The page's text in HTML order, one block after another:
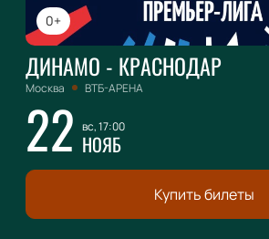
0+
ДИНАМО - КРАСНОДАР
Москва ВТБ-АРЕНА
22 вс, 17:00
НОЯБ
Купить билеты